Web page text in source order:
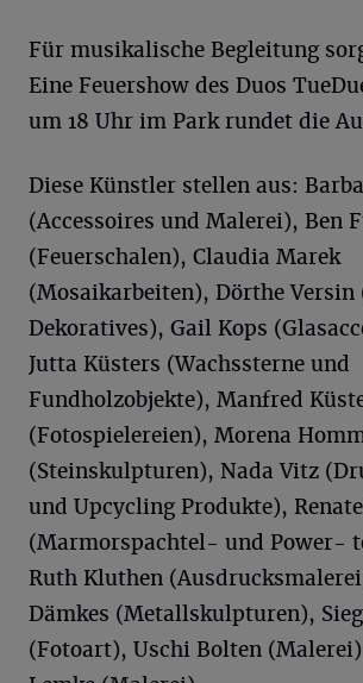
Für musikalische Begleitung
Eine Feuershow des Duos
um 18 Uhr im Park rundet die
Diese Künstler stellen aus:
(Accessoires und Malerei), Ben
(Feuerschalen), Claudia Marek
(Mosaikarbeiten), Dörthe Versin
Dekoratives), Gail Kops
Jutta Küsters (Wachssterne und
Fundholzobjekte), Manfred
(Fotospielereien), Morena
(Steinskulpturen), Nada Vitz
und Upcycling Produkte),
(Marmorspachtel- und Power-
Ruth Kluthen
Dämkes (Metallskulpturen),
(Fotoart), Uschi Bolten